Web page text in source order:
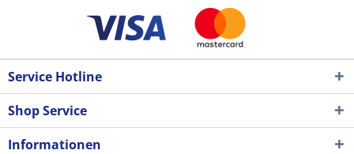
Service Hotline
Shop Service
Informationen